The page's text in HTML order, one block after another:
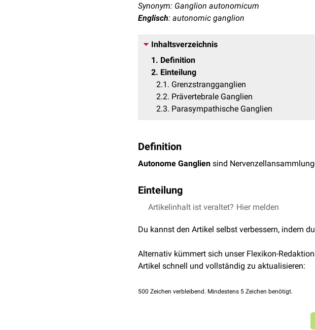
Synonym: Ganglion autonomicum
Englisch: autonomic ganglion
Inhaltsverzeichnis
1
Definition
2 Einteilung
2.1
Grenzstrangganglien
2.2 Prävertebrale Ganglien
2.3 Parasympathische Ganglien
Definition
Autonome Ganglien sind
Einteilung
Autonome Ganglien lassen sich grob in zwei
(Ganglia
Grenzstrangganglien
Parasympathische Ganglien (Ganglia
Grenzstrangs
sympathici bezeichnet. Sie liegen vertikal
im Rückenmark
Artikelinhalt ist veraltet? Hier melden
Du kannst den Artikel selbst verbessern, indem
Alternativ kümmert sich unser Flexikon-
Artikel schnell und vollständig zu aktualisieren:
500 Zeichen verbleibend. Mindestens 5 Zeichen benötigt.